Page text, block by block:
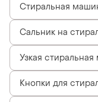
Стиральная
Сальник на
Узкая
Кнопки для